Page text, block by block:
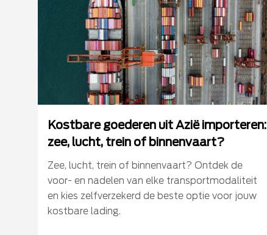
Kostbare goederen uit Azië importeren:
zee, lucht, trein of binnenvaart?
Zee, lucht, trein of binnenvaart? Ontdek de
voor- en nadelen van elke transportmodaliteit
en kies zelfverzekerd de beste optie voor jouw
kostbare lading.